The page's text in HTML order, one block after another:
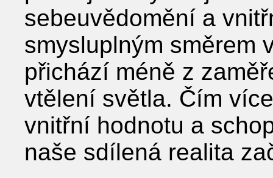
sebeuvědomění a
smysluplným směrem
přichází méně z
vtělení světla. Čím
vnitřní hodnotu a
naše sdílená realita